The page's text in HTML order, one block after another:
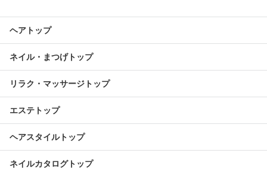
ヘアトップ
ネイル・まつげトップ
リラク・マッサージトップ
エステトップ
ヘアスタイルトップ
ネイルカタログトップ